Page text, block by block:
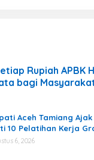
Rupiah APBK
bagi
Aceh Tamiang Ajak
10 Pelatihan Kerja
Siap Kerja dan
6, 2026